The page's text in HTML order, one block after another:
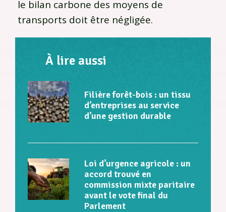
le bilan carbone des moyens de
transports doit être négligée.
À lire aussi
Filière forêt-bois : un tissu
d’entreprises au service
d’une gestion durable
Loi d’urgence agricole : un
accord trouvé en
commission mixte paritaire
avant le vote final du
Parlement